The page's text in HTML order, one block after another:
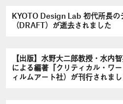
KYOTO Design Lab 初代所長の
（DRAFT）が逝去されました
【出版】水野大二郎教授・水内
による編著『クリティカル・ワ
ィルムアート社）が刊行されまし